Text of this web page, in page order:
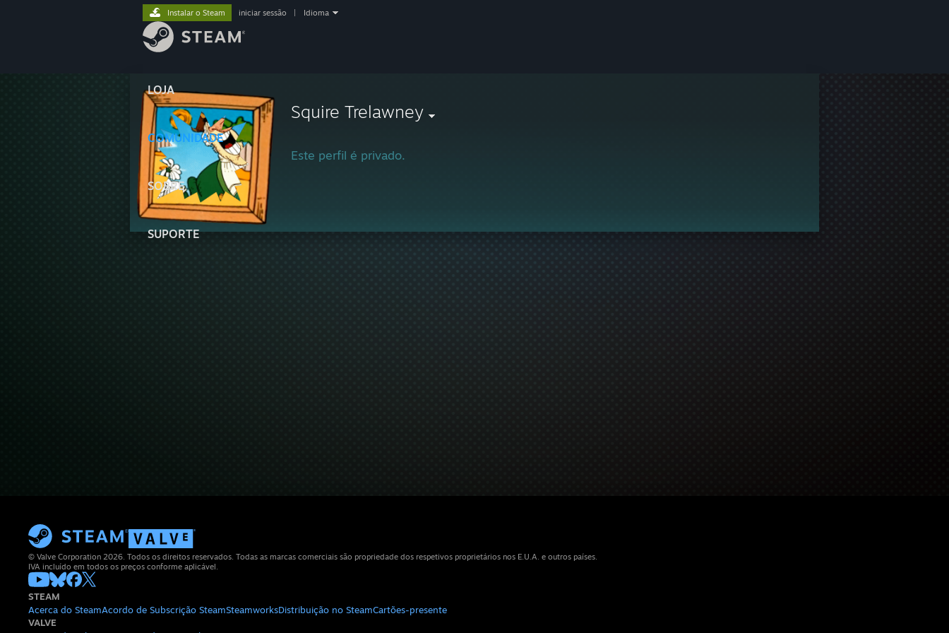
LOJA
COMUNIDADE
SOBRE
SUPORTE
Instalar o Steam iniciar sessão Idioma
Squire Trelawney
Este perfil é privado.
© Valve Corporation 2026. Todos os direitos reservados. Todas as marcas comerciais são propriedade dos respetivos proprietários nos E.U.A. e outros países.
IVA incluído em todos os preços conforme aplicável.
STEAM
Acerca do SteamAcordo de Subscrição SteamSteamworksDistribuição no SteamCartões-presente
VALVE